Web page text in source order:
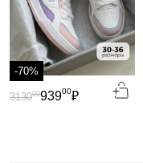
-70%
93900₽
313000